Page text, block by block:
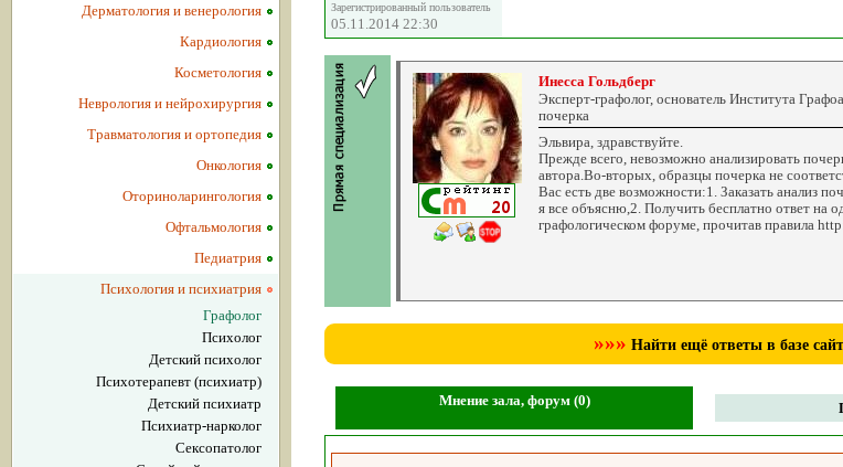
Зарегистрированный пользователь
05.11.2014 22:30
Инесса Гольдберг
Эксперт-графолог, основатель Института
почерка
Эльвира, здравствуйте.
Прежде всего, невозможно анализировать
автора.Во-вторых, образцы почерка не
Вас есть две возможности:1. Заказать анализ
я все объясню,2. Получить бесплатно ответ на
графологическом форуме, прочитав правила
»»» Найти ещё ответы в базе
Мнение зала, форум (0)
Дерматология и венерология
Кардиология
Косметология
Неврология и нейрохирургия
Травматология и ортопедия
Онкология
Оториноларингология
Офтальмология
Педиатрия
Психология и психиатрия
Графолог
Психолог
Детский психолог
Психотерапевт (психиатр)
Детский психиатр
Психиатр-нарколог
Сексопатолог